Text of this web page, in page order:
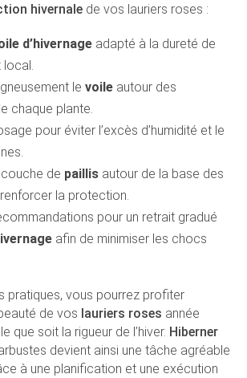
hivernalede vos lauriers roses :
d’hivernageadapté à la dureté de
le voileautour des
chaque plante.
pour éviter l’excès d’humidité et le
de paillisautour de la base des
la protection.
pour un retrait gradué
afin de minimiser les chocs
pratiques, vous pourrez profiter
de vos lauriers roses année
que soit la rigueur de l’hiver. Hiberner
devient ainsi une tâche agréable
à une planification et une exécution